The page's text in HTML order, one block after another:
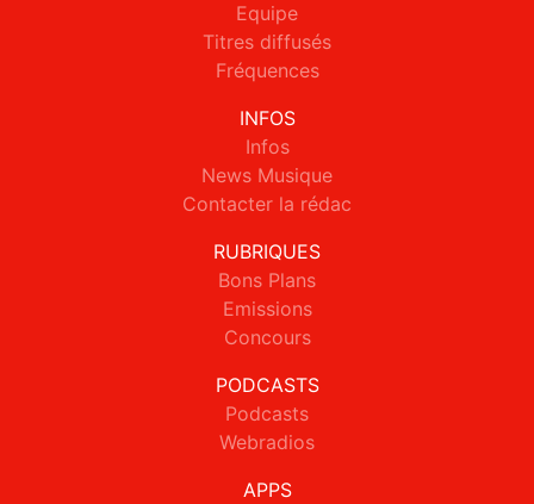
Equipe
Titres diffusés
Fréquences
INFOS
Infos
News Musique
Contacter la rédac
RUBRIQUES
Bons Plans
Emissions
Concours
PODCASTS
Podcasts
Webradios
APPS